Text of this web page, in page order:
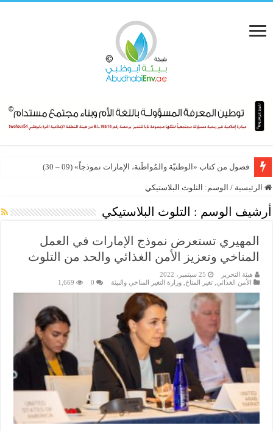
فصول من كتاب «الوطنيّة والمُواطَنة، الإمارات نموذجاً» (09 – 30)
الرئيسية / الوسم: التلوث البلاستيكي
أرشيف الوسم : التلوث البلاستيكي
المهيري تستعرض نموذج الإمارات في العمل
المناخي وتعزيز الأمن الغذائي والحد من التلوث
هيئة التحرير
25 سبتمبر، 2022
الأمن الغذائي تغير المناخ وزارة التغير المناخي والبيئة 0
1,669